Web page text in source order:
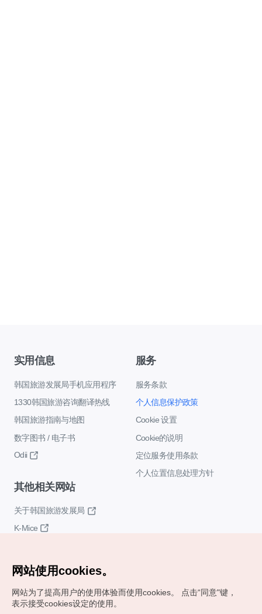
实用信息
韩国旅游发展局手机应用程序
1330韩国旅游咨询翻译热线
韩国旅游指南与地图
数字图书 / 电子书
Odii
服务
服务条款
个人信息保护政策
Cookie 设置
Cookie的说明
定位服务使用条款
个人位置信息处理方针
其他相关网站
关于韩国旅游发展局
K-Mice
网站使用cookies。
网站为了提高用户的使用体验而使用cookies。
点击“同意"键，
表示接受cookies设定的使用。